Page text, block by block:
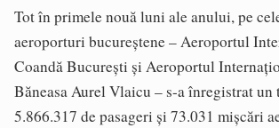
Tot în primele nouă luni ale anului, pe
aeroporturi bucureştene – Aeroportul
Coandă Bucureşti şi Aeroportul
Băneasa Aurel Vlaicu – s-a înregistrat
5.866.317 de pasageri şi 73.031 mişcări